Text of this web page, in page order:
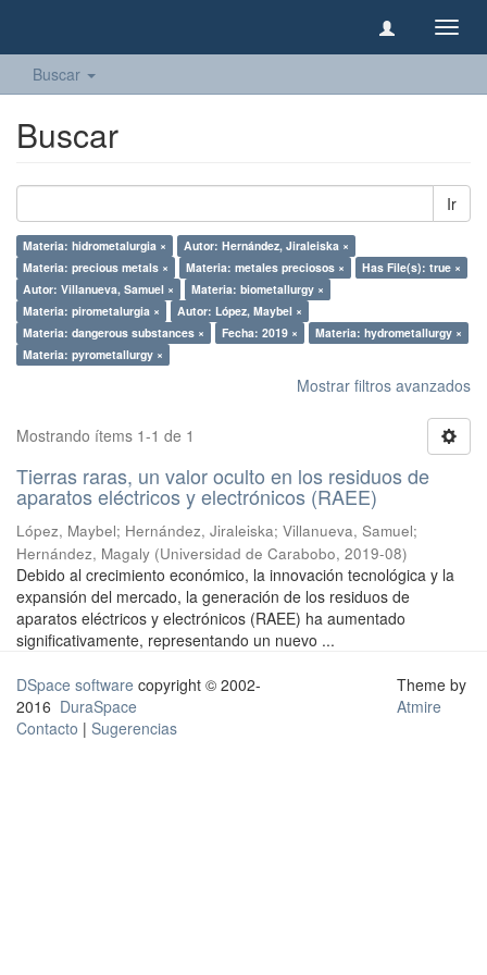
Buscar
Buscar
Ir
Materia: hidrometalurgia ×
Autor: Hernández, Jiraleiska ×
Materia: precious metals ×
Materia: metales preciosos ×
Has File(s): true ×
Autor: Villanueva, Samuel ×
Materia: biometallurgy ×
Materia: pirometalurgia ×
Autor: López, Maybel ×
Materia: dangerous substances ×
Fecha: 2019 ×
Materia: hydrometallurgy ×
Materia: pyrometallurgy ×
Mostrar filtros avanzados
Mostrando ítems 1-1 de 1
Tierras raras, un valor oculto en los residuos de
aparatos eléctricos y electrónicos (RAEE)
López, Maybel; Hernández, Jiraleiska; Villanueva, Samuel;
Hernández, Magaly (Universidad de Carabobo, 2019-08)
Debido al crecimiento económico, la innovación tecnológica y la
expansión del mercado, la generación de los residuos de
aparatos eléctricos y electrónicos (RAEE) ha aumentado
significativamente, representando un nuevo ...
DSpace software copyright © 2002-
2016 DuraSpace
Contacto | Sugerencias
Theme by
Atmire